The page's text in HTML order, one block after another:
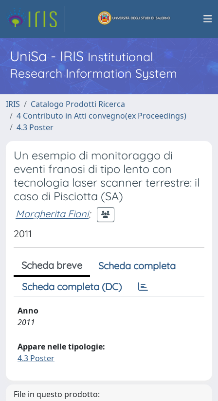
UniSa - IRISInstitutional
Research Information System
IRIS
Catalogo Prodotti Ricerca
4 Contributo in Atti convegno(ex Proceedings)
4.3 Poster
Un esempio di monitoraggo di
eventi franosi di tipo lento con
tecnologia laser scanner terrestre: il
caso di Pisciotta (SA)
Margherita Fiani;
2011
Scheda breve
Scheda completa
Scheda completa (DC)
Anno
2011
Appare nelle tipologie:
4.3 Poster
File in questo prodotto: